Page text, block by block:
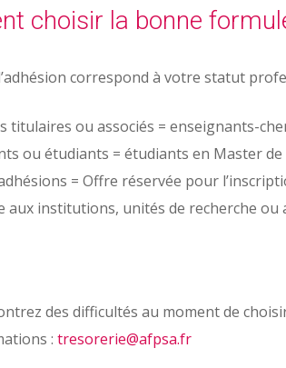
choisir la bonne
correspond à votre statut
titulaires ou associés = enseignants-
ou étudiants = étudiants en Master
= Offre réservée pour
aux institutions, unités de recherche ou
des difficultés au moment de
: tresorerie@afpsa.fr